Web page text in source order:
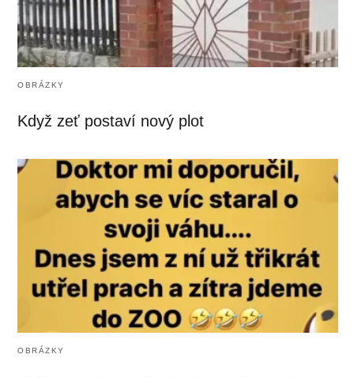
OBRÁZKY
Když zeť postaví nový plot
OBRÁZKY